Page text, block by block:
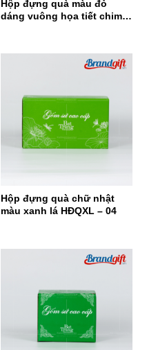
Hộp đựng quà màu đỏ
dáng vuông họa tiết chim
Hộp đựng quà chữ nhật
màu xanh lá HĐQXL – 04